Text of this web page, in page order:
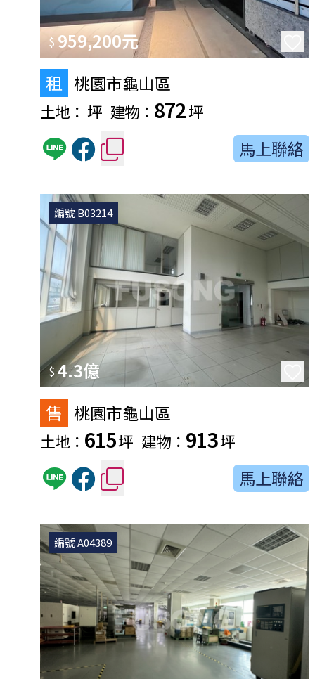
$ 959,200元
租 桃園市龜山區
土地： 坪 建物： 872坪
馬上聯絡
編號 B03214
$4.3億
售 桃園市龜山區
土地： 615坪 建物： 913坪
馬上聯絡
編號 A04389